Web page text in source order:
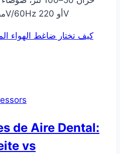
مطابق للمنطقة (110V/60Hz أو 220V
de Aire Dental:
vs